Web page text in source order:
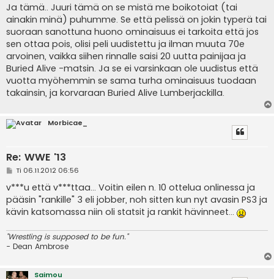
Ja tämä.. Juuri tämä on se mistä me boikotoiat (tai
ainakin minä) puhumme. Se että pelissä on jokin typerä tai
suoraan sanottuna huono ominaisuus ei tarkoita että jos
sen ottaa pois, olisi peli uudistettu ja ilman muuta 70e
arvoinen, vaikka siihen rinnalle saisi 20 uutta painijaa ja
Buried Alive -matsin. Ja se ei varsinkaan ole uudistus että
vuotta myöhemmin se sama turha ominaisuus tuodaan
takainsin, ja korvaraan Buried Alive Lumberjackilla.
Morbicae_
Re: WWE '13
V
e
t
i
Ti 06.11.2012 06:56
v***u että v***ttaa... Voitin eilen n. 10 ottelua onlinessa ja
pääsin "rankille" 3 eli jobber, noh sitten kun nyt avasin PS3 ja
kävin katsomassa niin oli statsit ja rankit hävinneet...
"Wrestling is supposed to be fun."
- Dean Ambrose
Saimou